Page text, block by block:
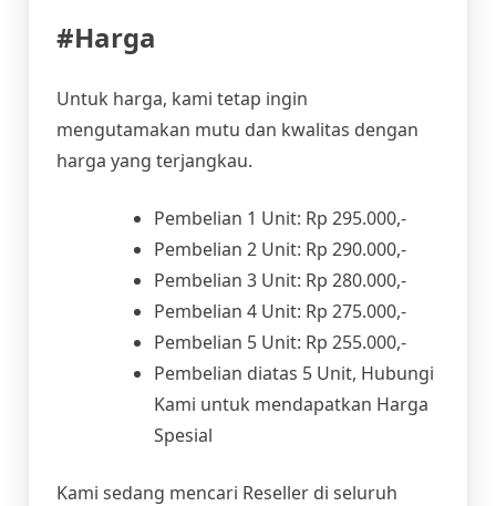
#Harga
Untuk harga, kami tetap ingin
mengutamakan mutu dan kwalitas dengan
harga yang terjangkau.
Pembelian 1 Unit: Rp 295.000,-
Pembelian 2 Unit: Rp 290.000,-
Pembelian 3 Unit: Rp 280.000,-
Pembelian 4 Unit: Rp 275.000,-
Pembelian 5 Unit: Rp 255.000,-
Pembelian diatas 5 Unit, Hubungi
Kami untuk mendapatkan Harga
Spesial
Kami sedang mencari Reseller di seluruh